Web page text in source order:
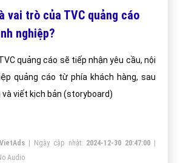
vai trò của TVC quảng cáo
nghiệp?
quảng cáo sẽ tiếp nhận yêu cầu, nội
quảng cáo từ phía khách hàng, sau
viết kịch bản (storyboard)
VietAds | Ngày cập nhật: 2024-12-30 20:47:00
Audio